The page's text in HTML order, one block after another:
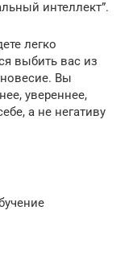
интеллект”.
легко
выбить вас из
Вы
увереннее,
а не негативу